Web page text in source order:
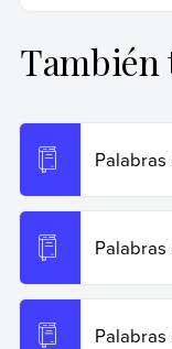
Rabotnikof,
Recuperado el
https://
Copiar cita
También